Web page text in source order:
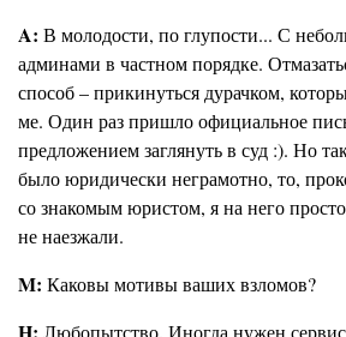
A: В молодости, по глупости... С
админами в частном порядке.
способ – прикинуться дурачком,
ме. Один раз пришло официальное
предложением заглянуть в суд :). Но
было юридически неграмотно, то,
со знакомым юристом, я на него
не наезжали.
M: Каковы мотивы ваших взломов?
Любопытство. Иногда нужен